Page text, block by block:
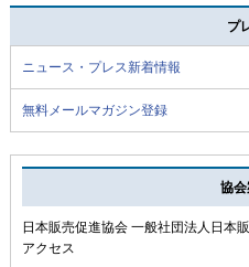
プ
ニュース・プレス新着情報
無料メールマガジン登録
協
日本販売促進協会 一般社団法人日本
アクセス